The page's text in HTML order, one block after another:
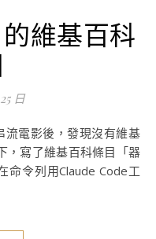
的維基百科
日
，寫了維基百科條目「器
命令列用Claude Code工